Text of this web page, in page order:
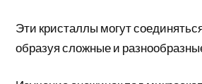
Эти кристаллы могут
образуя сложные и